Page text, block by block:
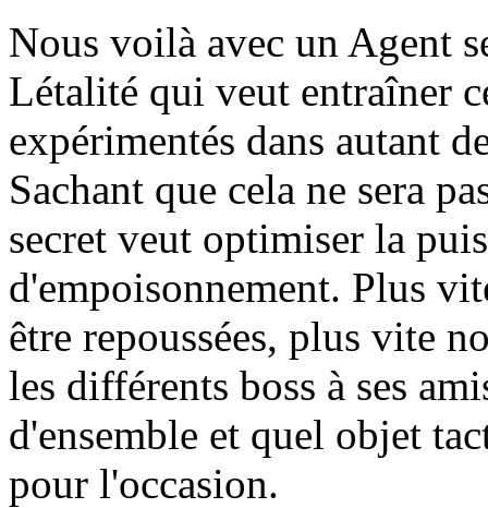
Nous voilà avec un Agent
Létalité qui veut entraîner
expérimentés dans autant
Sachant que cela ne sera
secret veut optimiser la
d'empoisonnement. Plus
être repoussées, plus vite
les différents boss à ses
d'ensemble et quel objet
pour l'occasion.